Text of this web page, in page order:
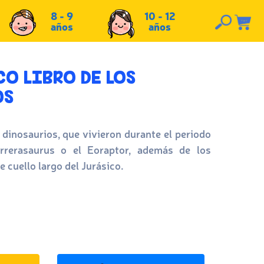
8 - 9
años
10 - 12
años
LIBRO DE LOS
que vivieron durante el periodo
o el Eoraptor, además de los
cuello largo del Jurásico.